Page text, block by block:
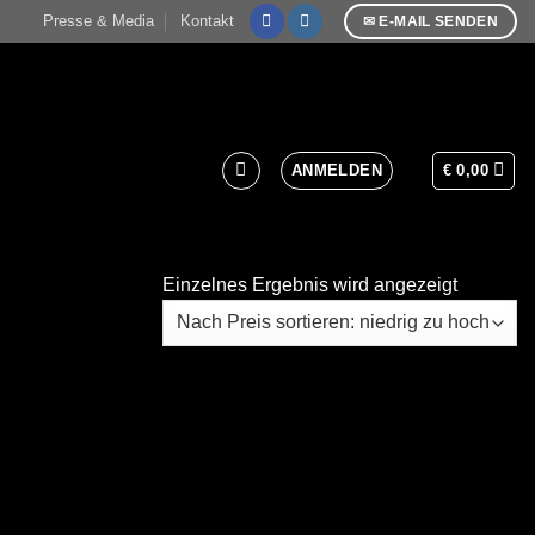
Presse & Media Kontakt ✉ E-MAIL SENDEN
ANMELDEN € 0,00
Einzelnes Ergebnis wird angezeigt